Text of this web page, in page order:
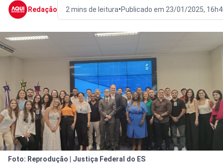
Redação 2 mins de leitura•Publicado em 23/01/2025,
Foto: Reprodução | Justiça Federal do ES